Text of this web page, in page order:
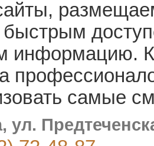
быстрым
информацию.
самые
ул.